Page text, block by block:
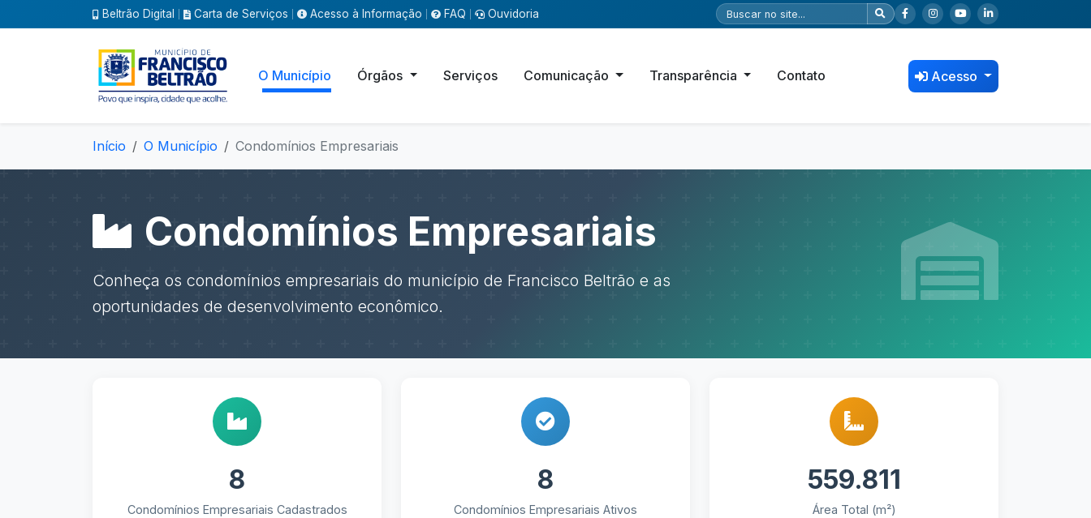
Beltrão Digital Carta de Serviços Acesso à Informação FAQ Ouvidoria
O Município Órgãos Serviços Comunicação Transparência Contato Acesso
Início O Município Condomínios Empresariais
Condomínios Empresariais
Conheça os condomínios empresariais do município de Francisco Beltrão e as
oportunidades de desenvolvimento econômico.
8
Condomínios Empresariais Cadastrados
8
Condomínios Empresariais Ativos
559.811
Área Total (m²)